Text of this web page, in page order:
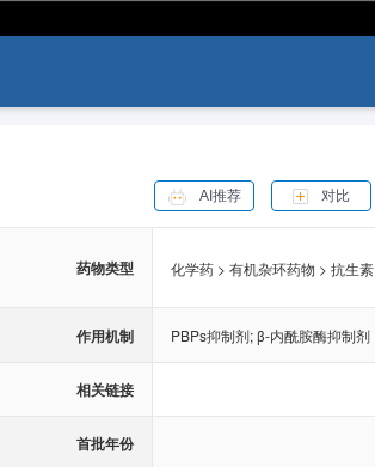
AI推荐 对比
药物类型 化学药 > 有机杂环药物 > 抗生素
作用机制 PBPs抑制剂;β-内酰胺酶抑制剂
相关链接
首批年份